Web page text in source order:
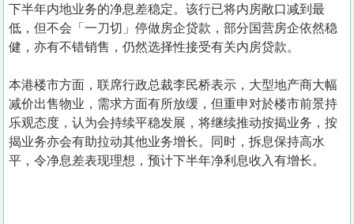
下半年内地业务的净息差稳定。该行已将内房敞口减到最
低，但不会「一刀切」停做房企贷款，部分国营房企依然稳
健，亦有不错销售，仍然选择性接受有关内房贷款。
本港楼市方面，联席行政总裁李民桥表示，大型地产商大幅
减价出售物业，需求方面有所放缓，但重申对於楼市前景持
乐观态度，认为会持续平稳发展，将继续推动按揭业务，按
揭业务亦会有助拉动其他业务增长。同时，拆息保持高水
平，令净息差表现理想，预计下半年净利息收入有增长。